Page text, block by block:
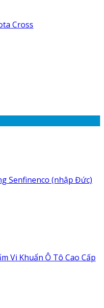
Cross
Senfinenco (nhập Đức)
Vi Khuẩn Ô Tô Cao Cấp